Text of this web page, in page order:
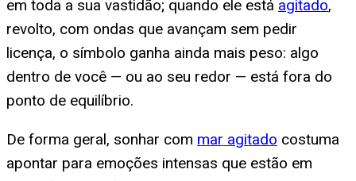
em toda a sua vastidão; quando ele está agitado,
revolto, com ondas que avançam sem pedir
licença, o símbolo ganha ainda mais peso: algo
dentro de você — ou ao seu redor — está fora do
ponto de equilíbrio.
De forma geral, sonhar com mar agitado costuma
apontar para emoções intensas que estão em